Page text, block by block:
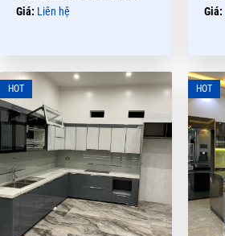
Giá: Liên hệ Giá: